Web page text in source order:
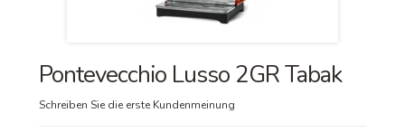
Pontevecchio Lusso 2GR Tabak
Schreiben Sie die erste Kundenmeinung